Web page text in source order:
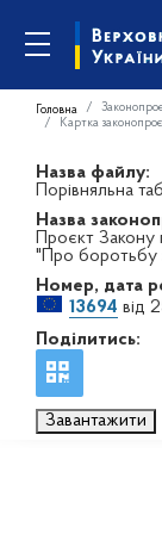
Головна
Картка
Назва файлу:
Порівняльна
Назва
Проєкт
"Про боротьбу
Номер, дата
13694 від
Поділитись:
Завантажити